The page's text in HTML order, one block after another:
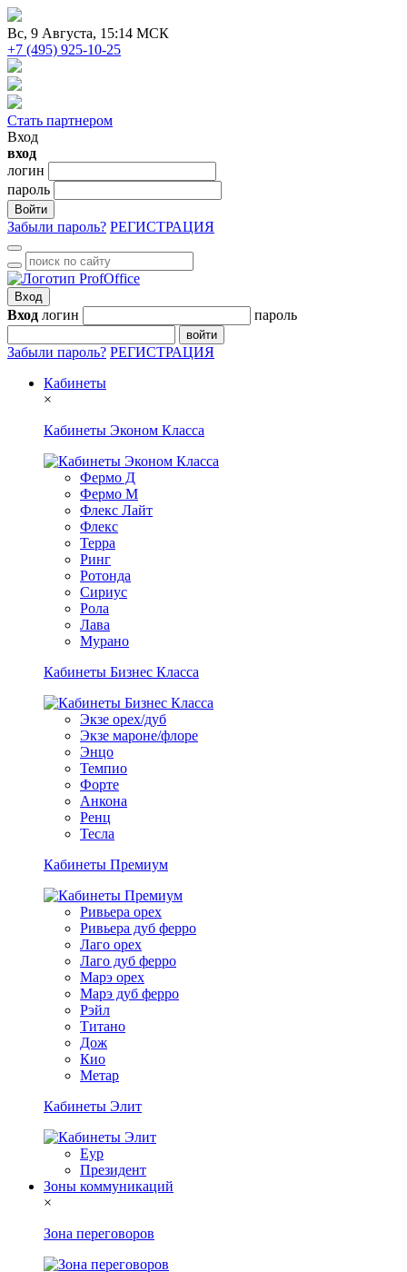
Вc, 9 Августа, 15:14 МСК
+7 (495) 925-10-25
Стать партнером
Вход
вход
логин
пароль
Войти
Забыли пароль? РЕГИСТРАЦИЯ
Вход
Вход логин пароль
войти
Забыли пароль? РЕГИСТРАЦИЯ
Кабинеты
×
Кабинеты Эконом Класса
Фермо Д
Фермо М
Флекс Лайт
Флекс
Терра
Ринг
Ротонда
Сириус
Рола
Лава
Мурано
Кабинеты Бизнес Класса
Экзе орех/дуб
Экзе мароне/флоре
Энцо
Темпио
Форте
Анкона
Ренц
Тесла
Кабинеты Премиум
Ривьера орех
Ривьера дуб ферро
Лаго орех
Лаго дуб ферро
Марэ орех
Марэ дуб ферро
Рэйл
Титано
Дож
Кио
Метар
Кабинеты Элит
Еур
Президент
Зоны коммуникаций
×
Зона переговоров